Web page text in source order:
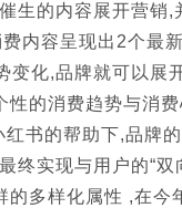
生的内容展开营销,
内容呈现出2个最
变化,品牌就可以展
性的消费趋势与消
红书的帮助下,品牌
终实现与用户的“双
的多样化属性 ,在